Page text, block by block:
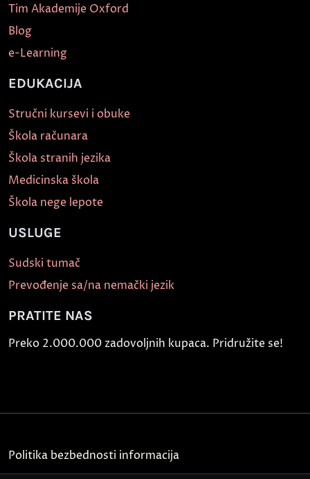
Tim Akademije Oxford
Blog
e-Learning
EDUKACIJA
Stručni kursevi i obuke
Škola računara
Škola stranih jezika
Medicinska škola
Škola nege lepote
USLUGE
Sudski tumač
Prevođenje sa/na nemački jezik
PRATITE NAS
Preko 2.000.000 zadovoljnih kupaca. Pridružite se!
Politika bezbednosti informacija